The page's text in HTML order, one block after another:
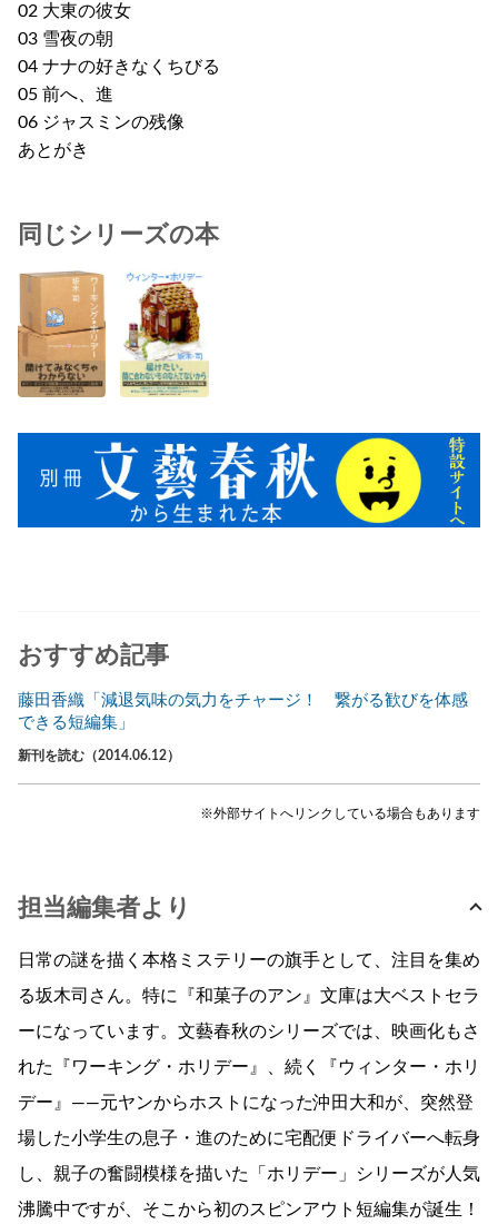
02 大東の彼女
03 雪夜の朝
04 ナナの好きなくちびる
05 前へ、進
06 ジャスミンの残像
あとがき
同じシリーズの本
おすすめ記事
藤田香織「減退気味の気力をチャージ！ 繋がる歓びを体感
できる短編集」
新刊を読む（2014.06.12）
※外部サイトへリンクしている場合もあります
担当編集者より
日常の謎を描く本格ミステリーの旗手として、注目を集め
る坂木司さん。特に『和菓子のアン』文庫は大ベストセラ
ーになっています。文藝春秋のシリーズでは、映画化もさ
れた『ワーキング・ホリデー』、続く『ウィンター・ホリ
デー』――元ヤンからホストになった沖田大和が、突然登
場した小学生の息子・進のために宅配便ドライバーへ転身
し、親子の奮闘模様を描いた「ホリデー」シリーズが人気
沸騰中ですが、そこから初のスピンアウト短編集が誕生！